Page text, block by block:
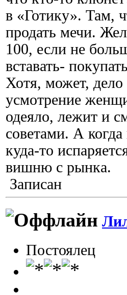
в «Готику». Там,
продать мечи.
100, если не
вставать-
Хотя, может, дело
усмотрение
одеяло, лежит и
советами. А
куда-то
вишню с рынка.
Записан
Постоялец